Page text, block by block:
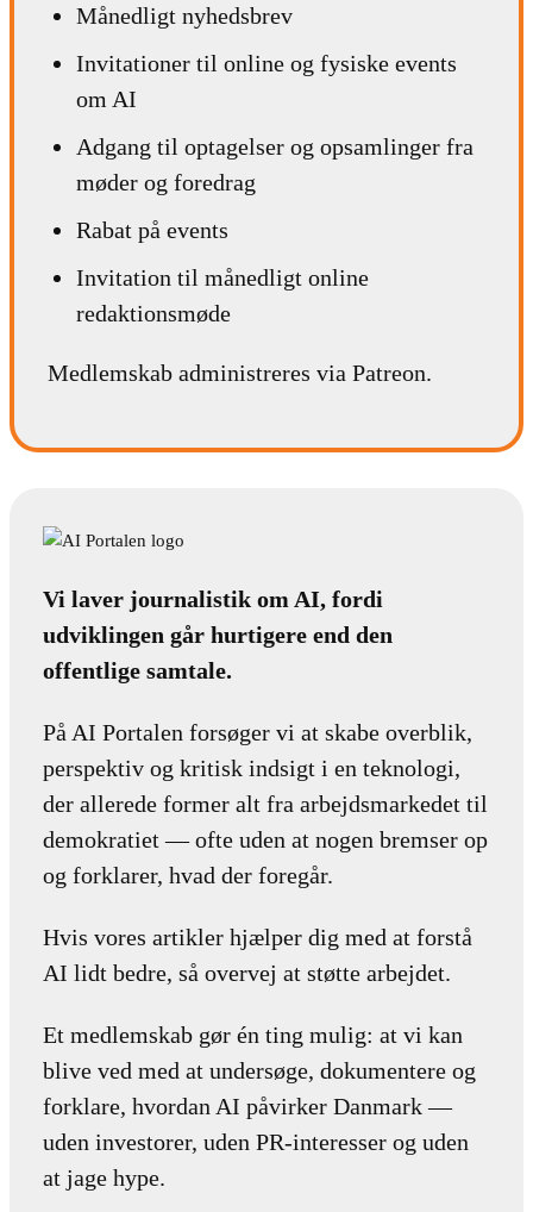
Månedligt nyhedsbrev
Invitationer til online og fysiske events
om AI
Adgang til optagelser og opsamlinger fra
møder og foredrag
Rabat på events
Invitation til månedligt online
redaktionsmøde
Medlemskab administreres via Patreon.
Vi laver journalistik om AI, fordi
udviklingen går hurtigere end den
offentlige samtale.
På AI Portalen forsøger vi at skabe overblik,
perspektiv og kritisk indsigt i en teknologi,
der allerede former alt fra arbejdsmarkedet til
demokratiet — ofte uden at nogen bremser op
og forklarer, hvad der foregår.
Hvis vores artikler hjælper dig med at forstå
AI lidt bedre, så overvej at støtte arbejdet.
Et medlemskab gør én ting mulig: at vi kan
blive ved med at undersøge, dokumentere og
forklare, hvordan AI påvirker Danmark —
uden investorer, uden PR-interesser og uden
at jage hype.